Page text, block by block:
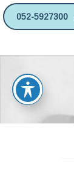
052-5927300